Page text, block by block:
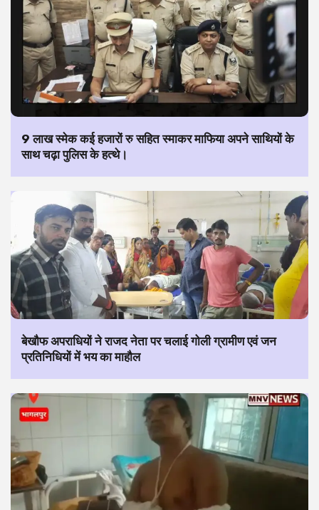
9 लाख स्मेक कई हजारों रु सहित स्माकर माफिया अपने साथियों के
साथ चढ़ा पुलिस के हत्थे।
बेखौफ अपराधियों ने राजद नेता पर चलाई गोली ग्रामीण एवं जन
प्रतिनिधियों में भय का माहौल